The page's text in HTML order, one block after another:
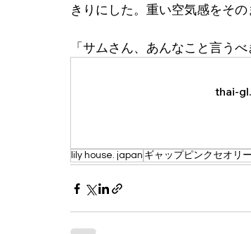
きりにした。重い空気感をその
「サムさん、あんなこと言う
thai-
lily house. japan ギャップピンクセオリ